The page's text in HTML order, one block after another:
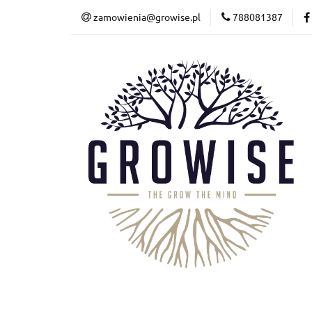
zamowienia@growise.pl 788081387
Terrarystyka